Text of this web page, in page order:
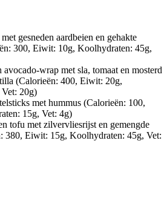
gesneden aardbeien en gehakte
300, Eiwit: 10g, Koolhydraten: 45g,
wrap met sla, tomaat en mosterd
(Calorieën: 400, Eiwit: 20g,
20g)
met hummus (Calorieën: 100,
15g, Vet: 4g)
tofu met zilvervliesrijst en gemengde
380, Eiwit: 15g, Koolhydraten: 45g, Vet: